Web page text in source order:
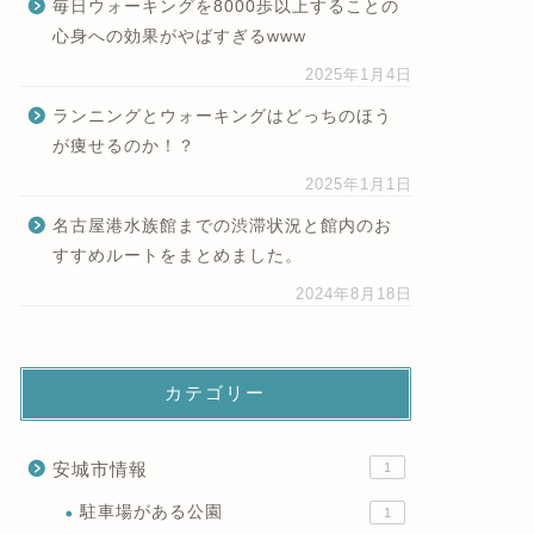
毎日ウォーキングを8000歩以上することの
心身への効果がやばすぎるwww
2025年1月4日
ランニングとウォーキングはどっちのほう
が痩せるのか！？
2025年1月1日
名古屋港水族館までの渋滞状況と館内のお
すすめルートをまとめました。
2024年8月18日
カテゴリー
安城市情報 1
駐車場がある公園 1